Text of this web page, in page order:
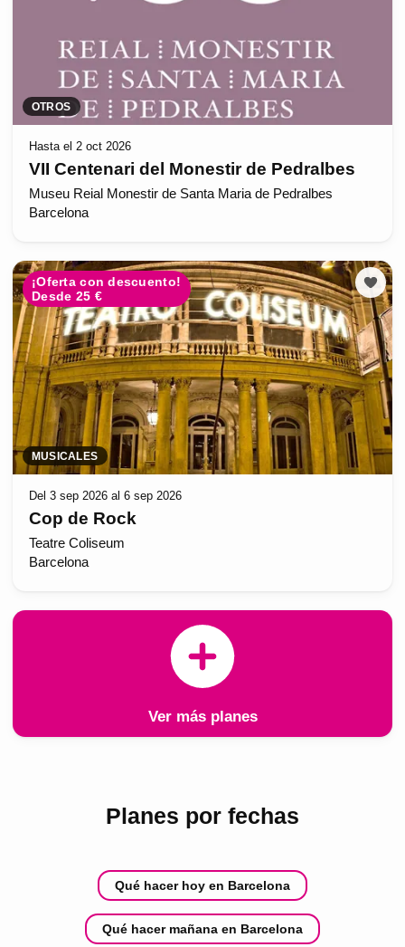
OTROS
Hasta el 2 oct 2026
VII Centenari del Monestir de Pedralbes
Museu Reial Monestir de Santa Maria de Pedralbes
Barcelona
¡Oferta con descuento!
Desde 25 €
MUSICALES
Del 3 sep 2026 al 6 sep 2026
Cop de Rock
Teatre Coliseum
Barcelona
Ver más planes
Planes por fechas
Qué hacer hoy en Barcelona
Qué hacer mañana en Barcelona